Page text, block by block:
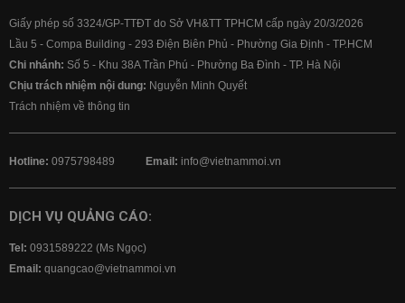
Giấy phép số 3324/GP-TTĐT do Sở VH&TT TPHCM cấp ngày 20/3/2026
Lầu 5 - Compa Building - 293 Điện Biên Phủ - Phường Gia Định - TP.HCM
Chi nhánh: Số 5 - Khu 38A Trần Phú - Phường Ba Đình - TP. Hà Nội
Chịu trách nhiệm nội dung: Nguyễn Minh Quyết
Trách nhiệm về thông tin
Hotline: 0975798489 Email: info@vietnammoi.vn
DỊCH VỤ QUẢNG CÁO:
Tel: 0931589222 (Ms Ngọc)
Email: quangcao@vietnammoi.vn